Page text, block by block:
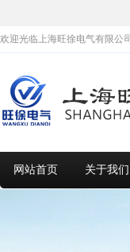
欢迎光临上海旺徐电气有限公司
网站首页 关于我们